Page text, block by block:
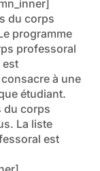
du corps
programme
professoral
est
à une
étudiant.
du corps
La liste
est